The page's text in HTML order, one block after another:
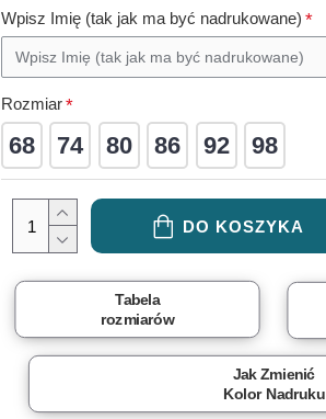
Wpisz Imię (tak jak ma być nadrukowane)
Rozmiar
68 74 80 86 92 98
DO KOSZYKA
Tabela
rozmiarów
Jak Zmienić
Kolor Nadruku